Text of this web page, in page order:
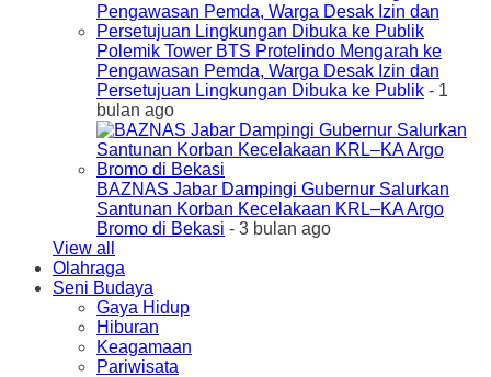
Polemik Tower BTS Protelindo Mengarah ke
Pengawasan Pemda, Warga Desak Izin dan
Persetujuan Lingkungan Dibuka ke Publik - 1
bulan ago
BAZNAS Jabar Dampingi Gubernur Salurkan
Santunan Korban Kecelakaan KRL–KA Argo
Bromo di Bekasi - 3 bulan ago
View all
Olahraga
Seni Budaya
Gaya Hidup
Hiburan
Keagamaan
Pariwisata